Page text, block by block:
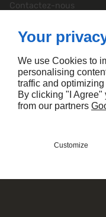
Contactez-nous
Plan du site
SUIVEZ-NOUS
Your
We use Cookies to
personalising
traffic and
By clicking "I
from our partners
Customize